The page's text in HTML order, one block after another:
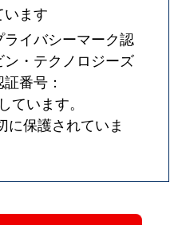
ます
イバシーマーク認
・テクノロジーズ
番号：
ています。
に保護されていま